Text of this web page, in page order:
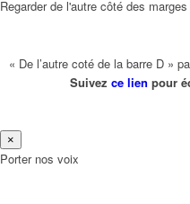
Regarder de l'autre côté des marges
« De l’autre coté de la barre D »
Suivez ce lien pour
×
Porter nos voix